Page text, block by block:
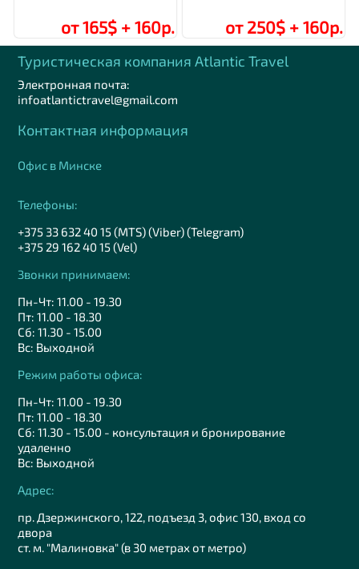
от 165$ + 160р. от 250$ + 160р.
Туристическая компания Аtlantic Travel
Электронная почта:
infoatlantictravel@gmail.com
Контактная информация
Офис в Минске
Телефоны:
+375 33 632 40 15 (MTS) (Viber) (Telegram)
+375 29 162 40 15 (Vel)
Звонки принимаем:
Пн-Чт: 11.00 - 19.30
Пт: 11.00 - 18.30
Сб: 11.30 - 15.00
Вс: Выходной
Режим работы офиса:
Пн-Чт: 11.00 - 19.30
Пт: 11.00 - 18.30
Сб: 11.30 - 15.00 - консультация и бронирование
удаленно
Вс: Выходной
Адрес:
пр. Дзержинского, 122, подъезд 3, офис 130, вход со
двора
ст. м. "Малиновка" (в 30 метрах от метро)